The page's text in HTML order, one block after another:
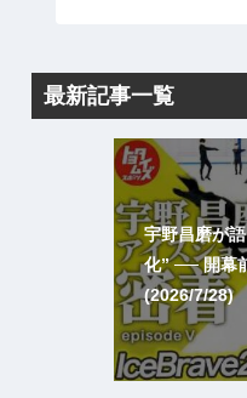
最新記事一覧
宇野昌磨が
化” ── 開幕
(2026/7/28)